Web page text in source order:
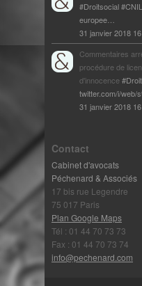
#Droitsocial#CNIL
europee…
31 janvier 2018
Commentaires
procédure de
d'innocence
twitter.com/i/web/
31 janvier 2018
Contact
Cabinet d'avocats
Péchenard & Associés
17 bis rue Legendre
75 017 Paris
Plan Google Maps
Tél : 01 44 70 73 73
Fax : 01 44 70 73 74
info@pechenard.com